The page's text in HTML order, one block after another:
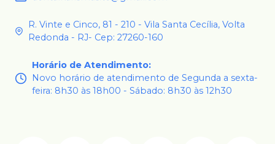
R. Vinte e Cinco, 81 - 210 - Vila Santa Cecília, Volta
Redonda - RJ- Cep: 27260-160
Horário de Atendimento:
Novo horário de atendimento de Segunda a sexta-
feira: 8h30 às 18h00 - Sábado: 8h30 às 12h30